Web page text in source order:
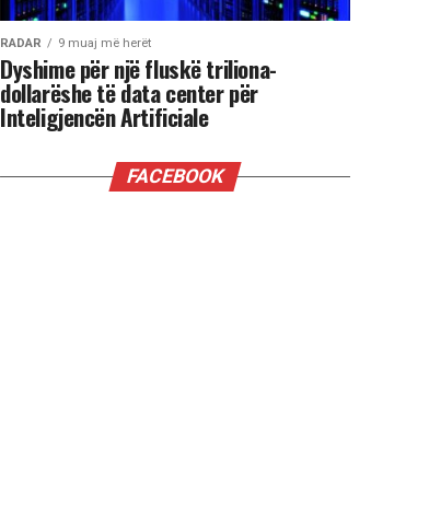
RADAR 9 muaj më herët
Dyshime për një fluskë triliona-
dollarëshe të data center për
Inteligjencën Artificiale
FACEBOOK